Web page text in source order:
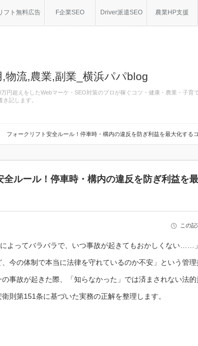
フト無料広告 F企業SEO Driver派遣SEO 農業HP支援
物流,農業,副業_横浜パパblog
円超えをしたWebマーケ・SEO対策のプロが稼ぐコツ・健康・農業・子
記します。
フォークリフト安全ルール！停車時・構内の違反を防ぎ利益を最大化する
全ルール！停車時・構内の違反を防ぎ利益を
この
によってバラバラで、いつ事故が起きてもおかしくない……
今の体制で本当に法律を守れているのか不安」という管
の事故が起きた際、「知らなかった」では済まされない法
則第151条に基づいた実務の正解を整理します。